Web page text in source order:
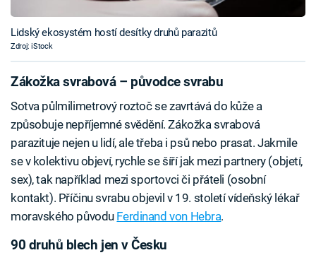
Lidský ekosystém hostí desítky druhů parazitů
Zdroj: iStock
Zákožka svrabová – původce svrabu
Sotva půlmilimetrový roztoč se zavrtává do kůže a
způsobuje nepříjemné svědění. Zákožka svrabová
parazituje nejen u lidí, ale třeba i psů nebo prasat. Jakmile
se v kolektivu objeví, rychle se šíří jak mezi partnery (objetí,
sex), tak například mezi sportovci či přáteli (osobní
kontakt). Příčinu svrabu objevil v 19. století vídeňský lékař
moravského původu Ferdinand von Hebra.
90 druhů blech jen v Česku